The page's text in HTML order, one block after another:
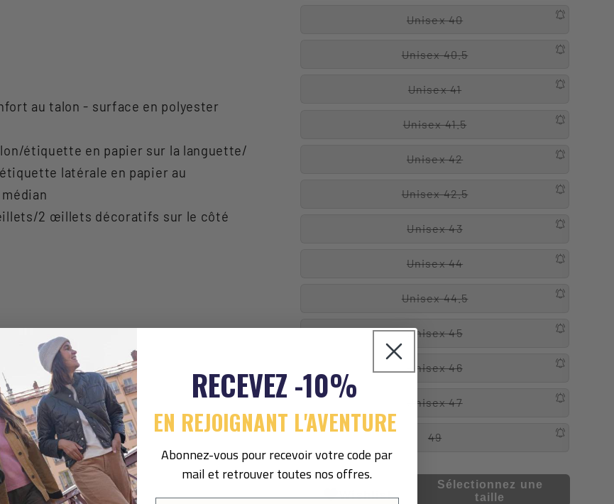
au talon - surface en polyester
étiquette en papier sur la languette/
latérale en papier au
2 œillets décoratifs sur le côté
Unisex 40
Unisex 40.5
Unisex 41
Unisex 41.5
Unisex 42
Unisex 42.5
Unisex 43
Unisex 44
Unisex 44.5
Unisex 45
Unisex 46
Unisex 47
49
Wishlist
Sélectionnez une
taille
RECEVEZ -10%
EN REJOIGNANT L'AVENTURE
Abonnez-vous pour recevoir votre code par
mail et retrouver toutes nos offres.